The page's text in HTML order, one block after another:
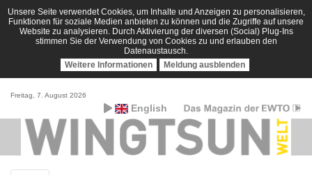
Unsere Seite verwendet Cookies, um Inhalte und Anzeigen zu personalisieren,
Funktionen für soziale Medien anbieten zu können und die Zugriffe auf unsere
Website zu analysieren. Durch Aktivierung der diversen (Social) Plug-Ins
stimmen Sie der Verwendung von Cookies zu und erlauben den
Datenaustausch.
Weitere Informationen
Meldung ausblenden
Freitag, 7. August 2026
English